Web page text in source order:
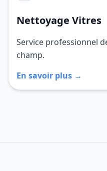
Nettoyage Vitres
Service professionnel
champ.
En savoir plus →